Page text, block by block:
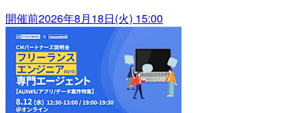
開催前2026年8月18日(火) 15:00